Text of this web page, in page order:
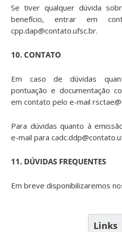
Se tiver qualquer dúvida
benefício, entrar em
cpp.dap@contato.ufsc.br.
10. CONTATO
Em caso de dúvidas
pontuação e documentação
em contato pelo e-mail
Para dúvidas quanto à
e-mail para
11. DÚVIDAS FREQUENTES
Em breve disponibilizaremos
Links